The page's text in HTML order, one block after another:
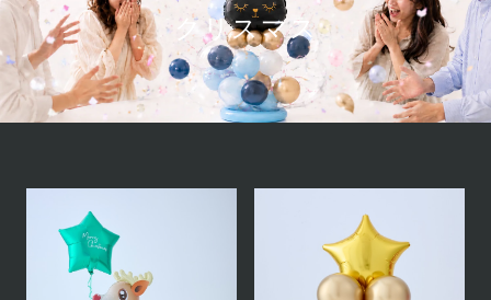
クリスマス